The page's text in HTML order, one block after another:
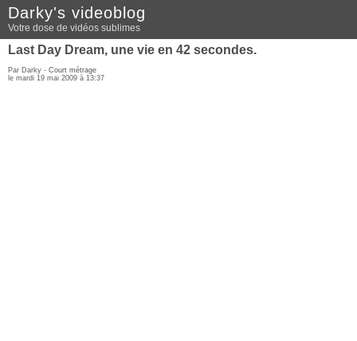
Darky's videoblog
Votre dose de vidéos sublimes
Last Day Dream, une vie en 42 secondes.
Par Darky - Court métrage
le mardi 19 mai 2009 à 13:37